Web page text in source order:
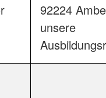
92224
unsere